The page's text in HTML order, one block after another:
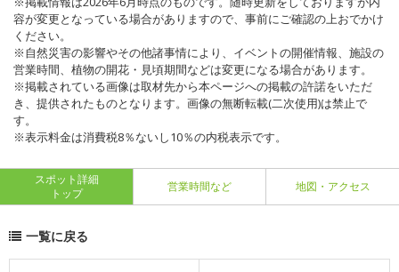
容が変更となっている場合がありますので、事前にご確認の上おでかけ
ください。
※自然災害の影響やその他諸事情により、イベントの開催情報、施設の
営業時間、植物の開花・見頃期間などは変更になる場合があります。
※掲載されている画像は取材先から本ページへの掲載の許諾をいただ
き、提供されたものとなります。画像の無断転載(二次使用)は禁止で
す。
※表示料金は消費税8％ないし10％の内税表示です。
スポット詳細
トップ
営業時間など 地図・アクセス
一覧に戻る